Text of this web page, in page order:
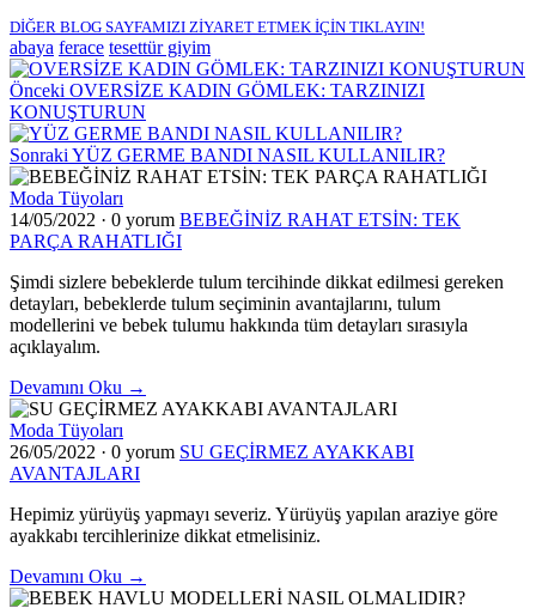
DİĞER BLOG SAYFAMIZI ZİYARET ETMEK İÇİN TIKLAYIN!
abaya ferace tesettür giyim
Önceki OVERSİZE KADIN GÖMLEK: TARZINIZI
KONUŞTURUN
Sonraki YÜZ GERME BANDI NASIL KULLANILIR?
Moda Tüyoları
14/05/2022 · 0 yorum BEBEĞİNİZ RAHAT ETSİN: TEK
PARÇA RAHATLIĞI
Şimdi sizlere bebeklerde tulum tercihinde dikkat edilmesi gereken
detayları, bebeklerde tulum seçiminin avantajlarını, tulum
modellerini ve bebek tulumu hakkında tüm detayları sırasıyla
açıklayalım.
Devamını Oku →
Moda Tüyoları
26/05/2022 · 0 yorum SU GEÇİRMEZ AYAKKABI
AVANTAJLARI
Hepimiz yürüyüş yapmayı severiz. Yürüyüş yapılan araziye göre
ayakkabı tercihlerinize dikkat etmelisiniz.
Devamını Oku →